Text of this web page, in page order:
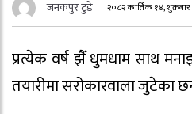
जनकपुर टुडे २०८२ कार्तिक १४,
प्रत्येक वर्ष झैँ धुमधाम साथ
तयारीमा सरोकारवाला जुटेका